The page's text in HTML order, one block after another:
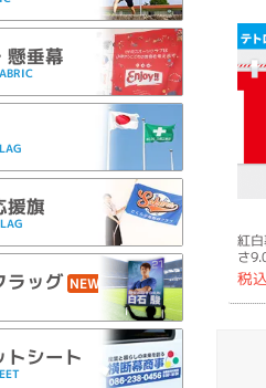
懸垂幕
援旗
ラッグ NEW
トシート
紅
さ
税込